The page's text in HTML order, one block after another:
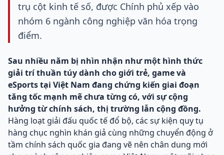
trụ cột kinh tế số, được Chính phủ xếp vào
nhóm 6 ngành công nghiệp văn hóa trọng
điểm.
Sau nhiều năm bị nhìn nhận như một hình thức
giải trí thuần túy dành cho giới trẻ, game và
eSports tại Việt Nam đang chứng kiến giai đoạn
tăng tốc mạnh mẽ chưa từng có, với sự cộng
hưởng từ chính sách, thị trường lẫn cộng đồng.
Hàng loạt giải đấu quốc tế đổ bộ, các sự kiện quy tụ
hàng chục nghìn khán giả cùng những chuyển động ở
tầm chính sách quốc gia đang vẽ nên chân dung mới